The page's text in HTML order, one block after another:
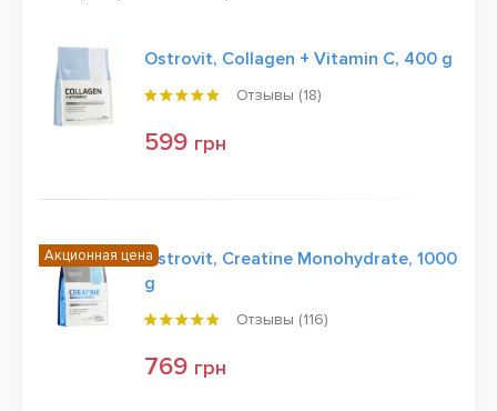
Ostrovit, Collagen + Vitamin C, 400 g
Отзывы (18)
599 грн
Ostrovit, Creatine Monohydrate, 1000
g
Отзывы (116)
769 грн
Акционная цена